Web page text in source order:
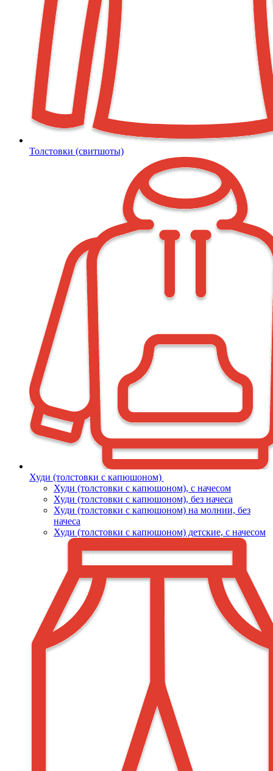
Толстовки (свитшоты)
Худи (толстовки с капюшоном)
Худи (толстовки c капюшоном), с начесом
Худи (толстовки c капюшоном), без начеса
Худи (толстовки с капюшоном) на молнии, без
начеса
Худи (толстовки c капюшоном) детские, с начесом